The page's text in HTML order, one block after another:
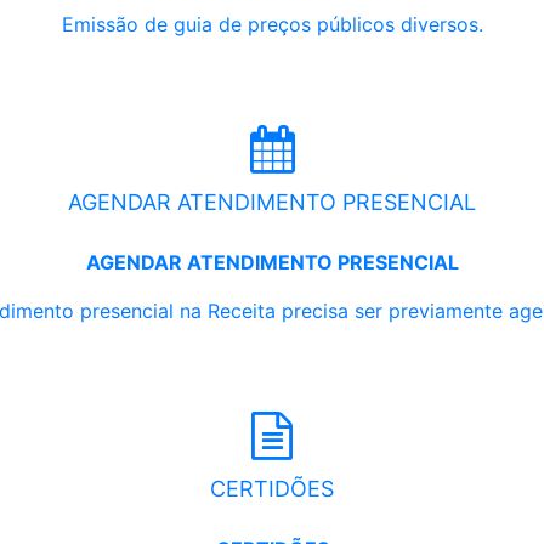
Emissão de guia de preços públicos diversos.
AGENDAR ATENDIMENTO PRESENCIAL
AGENDAR ATENDIMENTO PRESENCIAL
presencial na Receita precisa ser previamente
CERTIDÕES